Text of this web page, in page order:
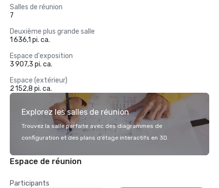
Salles de réunion
7
Deuxième plus grande salle
1 636,1 pi. ca.
Espace d'exposition
3 907,3 pi. ca.
Espace (extérieur)
2 152,8 pi. ca.
Explorez les salles de réunion
Trouvez la salle parfaite avec des diagrammes de
configuration et des plans d’étage interactifs en 3D.
Espace de réunion
Participants